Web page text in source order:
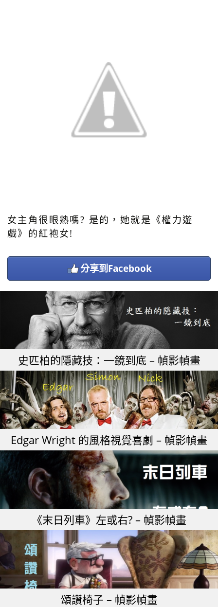
女主角很眼熟嗎? 是的，她就是《權力遊
戲》的紅袍女!
分享到Facebook
史匹柏的隱藏技：一鏡到底 – 幀影幀畫
Edgar Wright 的風格視覺喜劇 – 幀影幀畫
《末日列車》左或右? – 幀影幀畫
頌讚椅子 – 幀影幀畫